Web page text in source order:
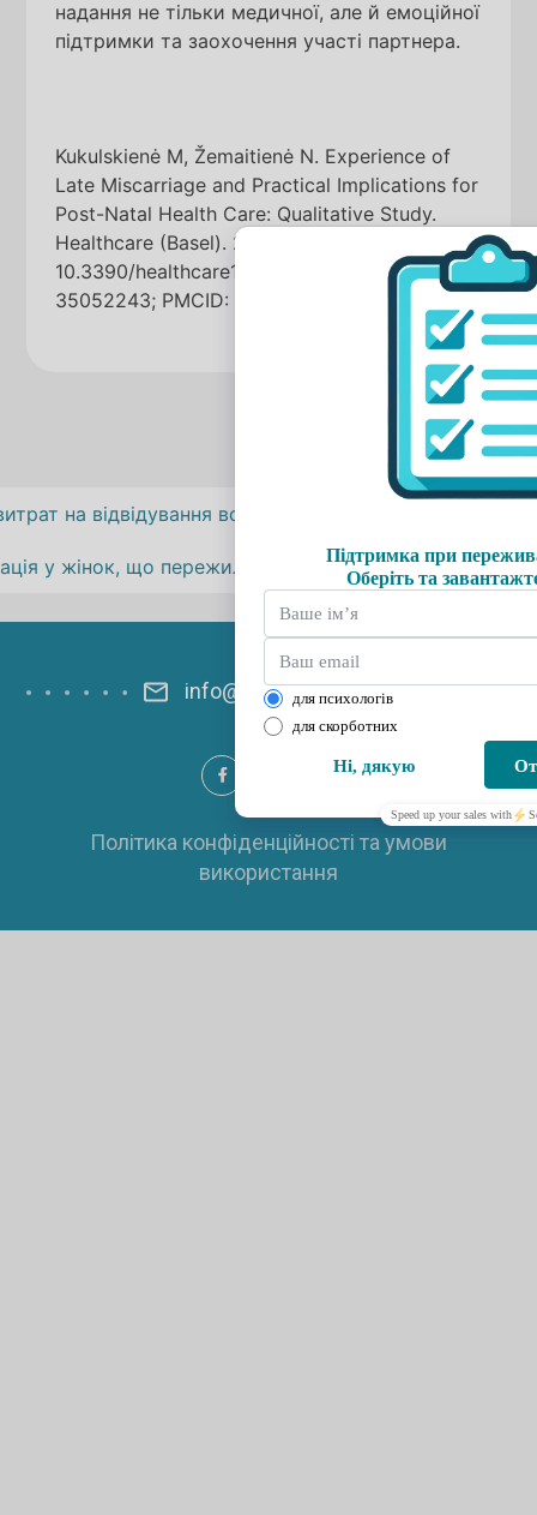
надання не тільки медичної, але й емоційної
підтримки та заохочення участі партнера.
Kukulskienė M, Žemaitienė N. Experience of
Late Miscarriage and Practical Implications for
Post-Natal Health Care: Qualitative Study.
Healthcare (Basel). 2022 Jan 1;10(1):79. doi:
10.3390/healthcare10010079. PMID:
35052243; PMCID: PMC8775379.
Навігація
записів
на відвідування волонтерами літніх овдовілих
у жінок, що пережили зникнення безвісті
info@psyhelp.com.ua
Політика конфіденційності та умови
використання